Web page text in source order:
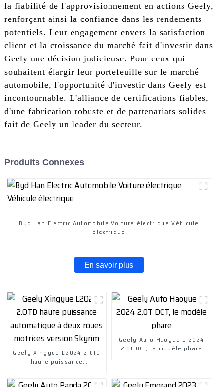
la fiabilité de l'approvisionnement en actions Geely,
renforçant ainsi la confiance dans les rendements
potentiels. Leur engagement envers la satisfaction
client et la croissance du marché fait d'investir dans
Geely une décision judicieuse. Pour ceux qui
souhaitent élargir leur portefeuille sur le marché
automobile, l'opportunité d'investir dans Geely est
incontournable. L'alliance de certifications fiables,
d'une fabrication robuste et de partenariats solides
fait de Geely un leader du secteur.
Produits Connexes
Byd Han Electric Automobile Voiture électrique Véhicule
électrique
En savoir plus
Geely Xingyue L2024 2.0TD
haute puissance
Geely Auto Haoyue L 2024
2.0T DCT, le modèle phare